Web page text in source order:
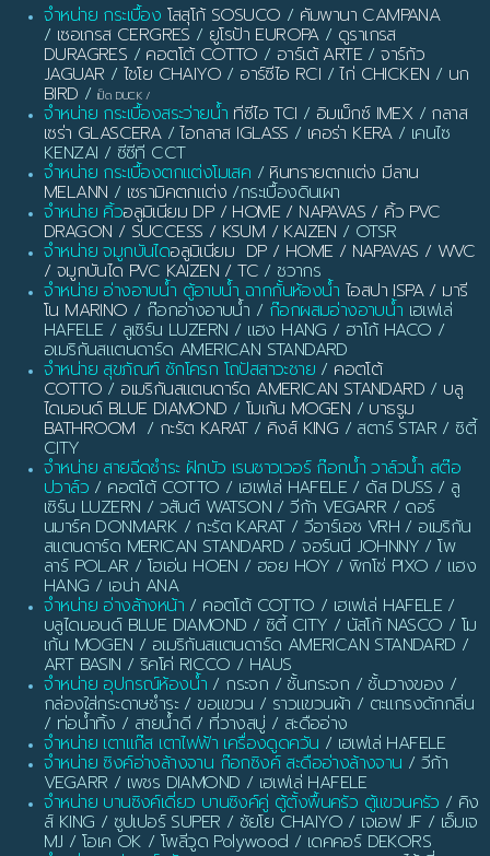
จำหน่าย กระเบื้อง โสสุโก้ SOSUCO / คัมพานา CAMPANA
/ เซอเกรส CERGRES / ยูโรป้า EUROPA/ ดูราเกรส
DURAGRES / คอตโต้ COTTO / อาร์เต้ ARTE /จาร์กัว
JAGUAR / ไชโย CHAIYO / อาร์ซีไอ RCI /ไก่ CHICKEN / นก
BIRD / เป็ด DUCK /
จำหน่าย กระเบื้องสระว่ายน้ำ ทีซีไอ TCI / อิมเม็กซ์ IMEX/ กลาส
เซร่า GLASCERA/ไอกลาส IGLASS / เคอร่า KERA/ เคนไซ
KENZAI / ซีซีที CCT
จำหน่าย กระเบื้องตกแต่งโมเสค / หินทรายตกแต่ง มีลาน
MELANN / เซรามิคตกแต่ง /กระเบื้องดินเผา
จำหน่าย คิ้วอลูมิเนียม DP / HOME / NAPAVAS / คิ้ว PVC
DRAGON / SUCCESS / KSUM / KAIZEN / OTSR
จำหน่าย จมูกบันไดอลูมิเนียม DP / HOME / NAPAVAS / WVC
/ จมูกบันได PVC KAIZEN / TC / ชวากร
จำหน่าย อ่างอาบน้ำ ตู้อาบน้ำ ฉากกั้นห้องน้ำ ไอสปา ISPA / มารี
โน MARINO / ก๊อกอ่างอาบน้ำ / ก๊อกผสมอ่างอาบน้ำ เฮเฟเล่
HAFELE / ลูเซิร์น LUZERN / แฮง HANG / ฮาโก้ HACO /
อเมริกันสแตนดาร์ด AMERICAN STANDARD
จำหน่าย สุขภัณฑ์ ชักโครก โถปัสสาวะชาย / คอตโต้
COTTO / อเมริกันสแตนดาร์ด AMERICAN STANDARD / บลู
ไดมอนด์ BLUE DIAMOND / โมเก้น MOGEN / บาธรูม
BATHROOM / กะรัต KARAT/ คิงส์ KING / สตาร์ STAR / ซิตี้
CITY
จำหน่าย สายฉีดชำระ ฝักบัว เรนชาวเวอร์ ก๊อกน้ำ วาล์วน้ำ สต๊อ
ปวาล์ว / คอตโต้ COTTO / เฮเฟเล่ HAFELE / ดัส DUSS / ลู
เซิร์น LUZERN / วสันต์ WATSON / วีก้า VEGARR / ดอร์
นมาร์ค DONMARK / กะรัต KARAT / วีอาร์เอช VRH / อเมริกัน
สแตนดาร์ด MERICAN STANDARD / จอร์นนี JOHNNY / โพ
ลาร์ POLAR / โฮเอ่น HOEN / ฮอย HOY / พิกโซ่ PIXO / แฮง
HANG / เอน่า ANA
จำหน่าย อ่างล้างหน้า / คอตโต้ COTTO / เฮเฟเล่ HAFELE /
บลูไดมอนด์ BLUE DIAMOND / ซิตี้ CITY / นัสโก้ NASCO / โม
เก้น MOGEN / อเมริกันสแตนดาร์ด AMERICAN STANDARD /
ART BASIN / ริคโค่ RICCO / HAUS
จำหน่าย อุปกรณ์ห้องน้ำ / กระจก / ชั้นกระจก / ชั้นวางของ /
กล่องใส่กระดาษชำระ / ขอแขวน / ราวแขวนผ้า / ตะแกรงดักกลิ่น
/ ท่อน้ำทิ้ง / สายน้ำดี / ที่วางสบู่ / สะดืออ่าง
จำหน่าย เตาแก๊ส เตาไฟฟ้า เครื่องดูดควัน / เฮเฟเล่ HAFELE
จำหน่าย ซิงค์อ่างล้างจาน ก๊อกซิงค์ สะดืออ่างล้างจาน / วีก้า
VEGARR / เพชร DIAMOND / เฮเฟเล่ HAFELE
จำหน่าย บานซิงค์เดี่ยว บานซิงค์คู่ ตู้ตั้งพื้นครัว ตู้แขวนครัว / คิง
ส์ KING / ซูปเปอร์ SUPER / ชัยโย CHAIYO / เจเอฟ JF / เอ็มเจ
MJ / โอเค OK / โพลีวูด Polywood / เดคคอร์ DEKORS